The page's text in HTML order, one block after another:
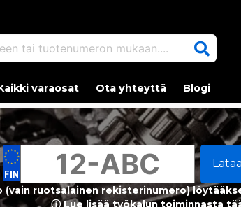
tuotenumeron mukaan....
varaosat Ota yhteyttä Blogi
(vain ruotsalainen rekisterinumero)
ⓘ Lue lisää työkalun toiminnasta